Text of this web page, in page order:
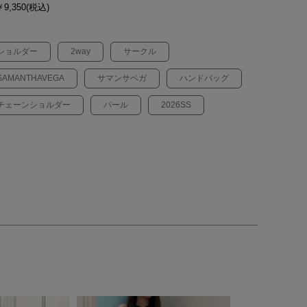
ョルダー 2way サークル
サマンサベガ ハンドバッグ
ェーンショルダー パール 2026SS
税込)